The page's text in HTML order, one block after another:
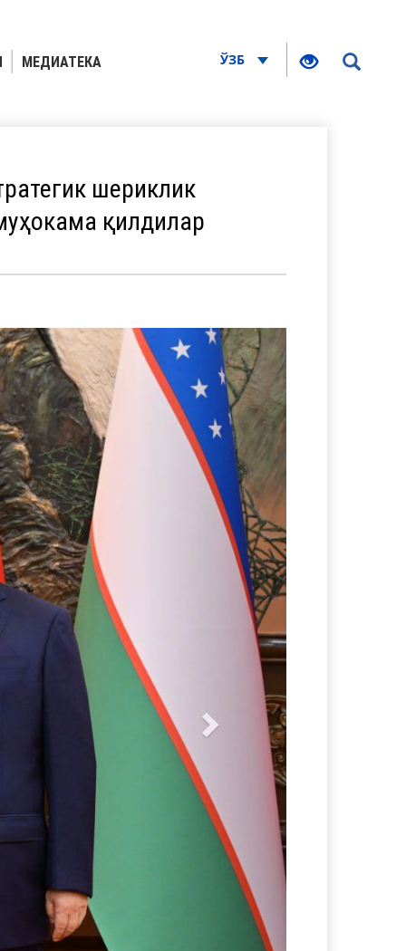
МЕДИАТЕКА ЎЗБ
шериклик
қилдилар